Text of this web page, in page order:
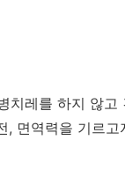
치레를 하지 않
면역력을 기르